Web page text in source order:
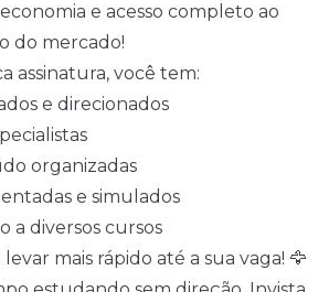
e acesso completo ao
do mercado!
assinatura, você tem:
e direcionados
organizadas
e simulados
a diversos cursos
mais rápido até a sua vaga! 🦅